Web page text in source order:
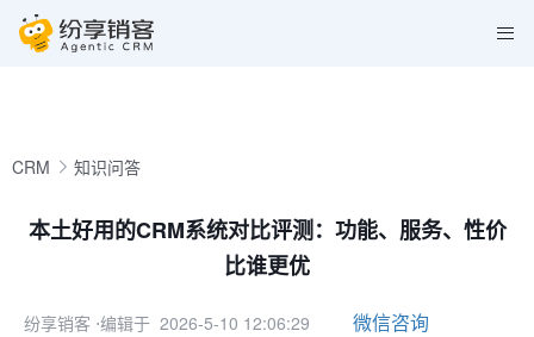
CRM 知识问答
本土好用的CRM系统对比评测：功能、服务、性价
比谁更优
纷享销客 ⋅编辑于 2026-5-10 12:06:29 微信咨询